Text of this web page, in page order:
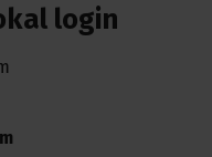
login